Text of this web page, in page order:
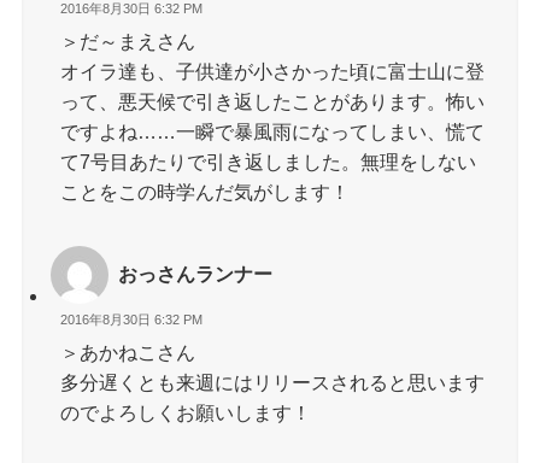
2016年8月30日 6:32 PM
＞だ～まえさん
オイラ達も、子供達が小さかった頃に富士山に登
って、悪天候で引き返したことがあります。怖い
ですよね……一瞬で暴風雨になってしまい、慌て
て7号目あたりで引き返しました。無理をしない
ことをこの時学んだ気がします！
おっさんランナー
2016年8月30日 6:32 PM
＞あかねこさん
多分遅くとも来週にはリリースされると思います
のでよろしくお願いします！